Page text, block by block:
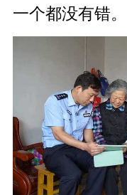
一个都没有错。